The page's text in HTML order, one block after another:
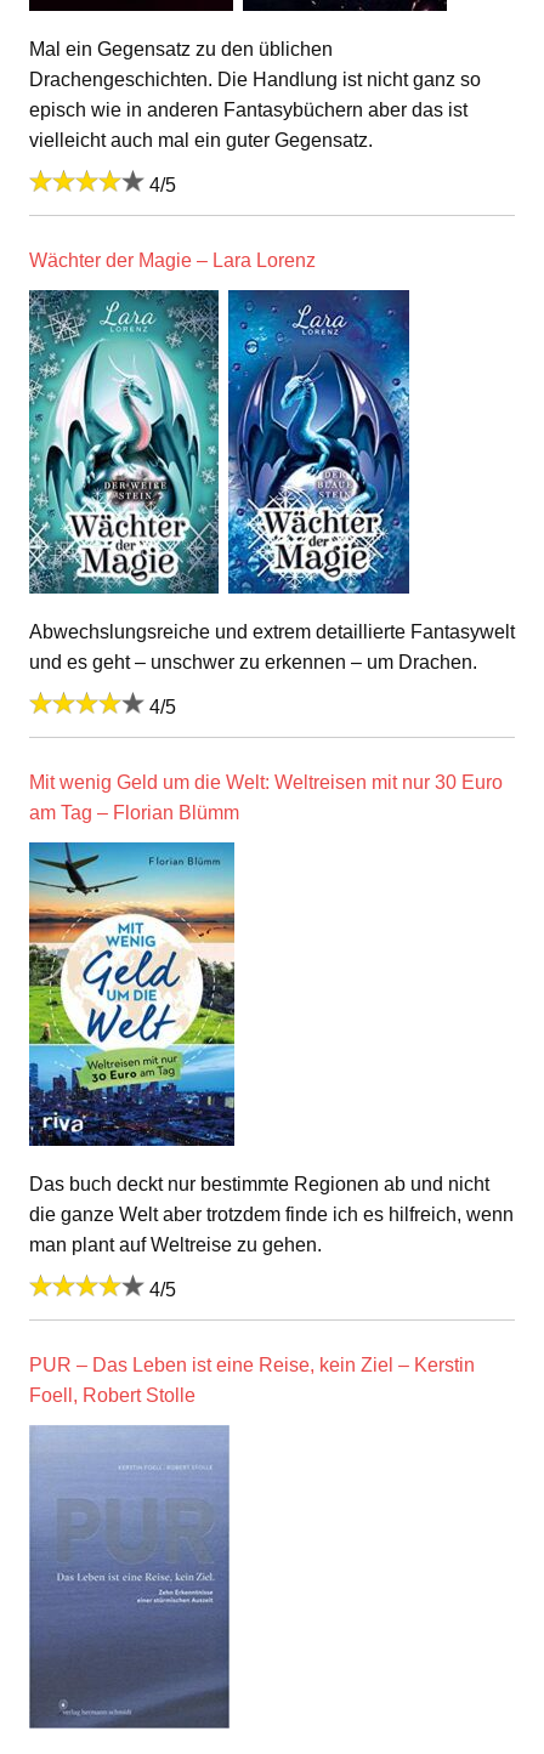
Mal ein Gegensatz zu den üblichen
Drachengeschichten. Die Handlung ist nicht ganz so
episch wie in anderen Fantasybüchern aber das ist
vielleicht auch mal ein guter Gegensatz.
4/5
Wächter der Magie – Lara Lorenz
Abwechslungsreiche und extrem detaillierte Fantasywelt
und es geht – unschwer zu erkennen – um Drachen.
4/5
Mit wenig Geld um die Welt: Weltreisen mit nur 30 Euro
am Tag – Florian Blümm
Das buch deckt nur bestimmte Regionen ab und nicht
die ganze Welt aber trotzdem finde ich es hilfreich, wenn
man plant auf Weltreise zu gehen.
4/5
PUR – Das Leben ist eine Reise, kein Ziel – Kerstin
Foell, Robert Stolle